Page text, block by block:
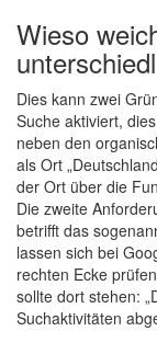
Wieso
Dies kann zwei
Suche aktiviert,
neben den
als Ort
der Ort über die
Die zweite
betrifft das
lassen sich bei
rechten Ecke
sollte dort stehen:
Suchaktivitäten